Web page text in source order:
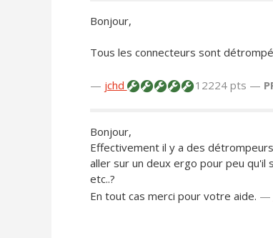
Bonjour,
Tous les connecteurs sont
— jchd 12224 pts —
Bonjour,
Effectivement il y a des
aller sur un deux ergo pour peu
etc..?
En tout cas merci pour votre aide. —